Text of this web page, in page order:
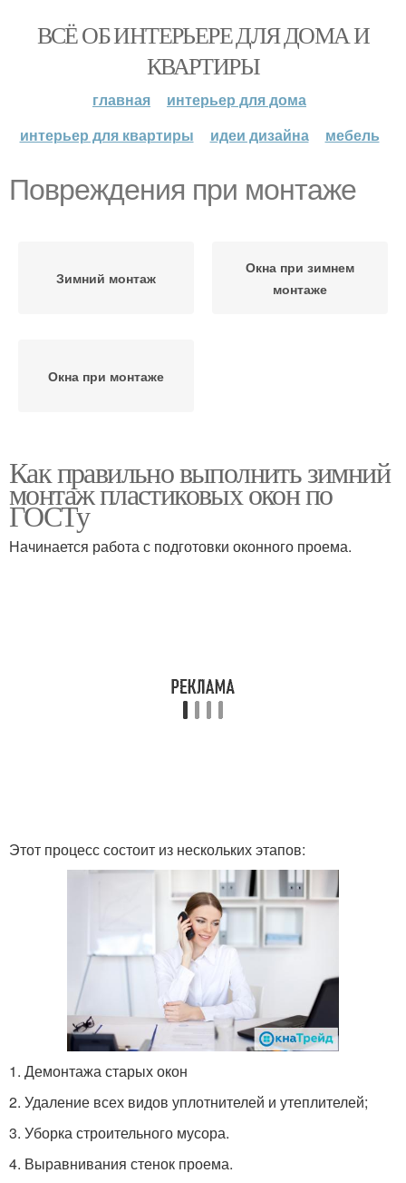
ВСЁ ОБ ИНТЕРЬЕРЕ ДЛЯ ДОМА И
КВАРТИРЫ
главная
интерьер для дома
интерьер для квартиры
идеи дизайна мебель
Повреждения при монтаже
Зимний монтаж
Окна при зимнем
монтаже
Окна при монтаже
Как правильно выполнить зимний
монтаж пластиковых окон по
ГОСТу
Начинается работа с подготовки оконного проема.
Этот процесс состоит из нескольких этапов:
1. Демонтажа старых окон
2. Удаление всех видов уплотнителей и утеплителей;
3. Уборка строительного мусора.
4. Выравнивания стенок проема.